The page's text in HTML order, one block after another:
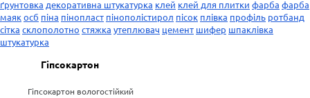
ґрунтовка декоративна штукатурка клей клей для плитки фарба фарба
маякосб піна пінопласт пінополістирол пісок плівка профіль ротбанд
сітка склополотно стяжка утеплювач цемент шифер шпаклівка
штукатурка
Гіпсокартон
Гіпсокартон вологостійкий